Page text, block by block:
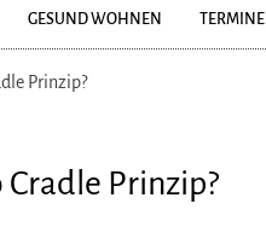
GESUND WOHNEN TERMINE
Prinzip?
Prinzip?